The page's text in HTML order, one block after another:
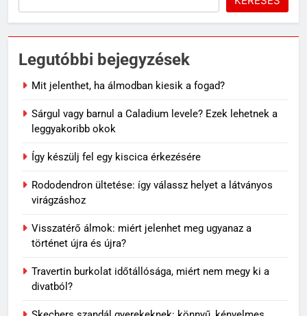
Legutóbbi bejegyzések
Mit jelenthet, ha álmodban kiesik a fogad?
Sárgul vagy barnul a Caladium levele? Ezek lehetnek a
leggyakoribb okok
Így készülj fel egy kiscica érkezésére
Rododendron ültetése: így válassz helyet a látványos
virágzáshoz
Visszatérő álmok: miért jelenhet meg ugyanaz a
történet újra és újra?
Travertin burkolat időtállósága, miért nem megy ki a
divatból?